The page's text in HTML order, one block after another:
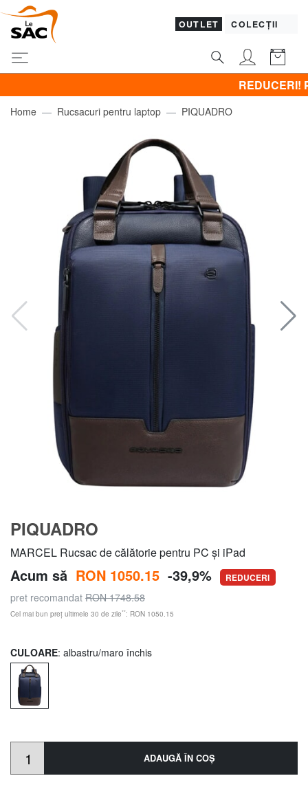
OUTLET COLECȚII
REDUCERI!
Home Rucsacuri pentru laptop PIQUADRO
PIQUADRO
MARCEL Rucsac de călătorie pentru PC și iPad
Acum să RON 1050.15 -39,9% REDUCERI
pret recomandat RON 1748.58
Cel mai bun preț ultimele 30 de zile**: RON 1050.15
CULOARE: albastru/maro închis
ADAUGĂ ÎN COŞ